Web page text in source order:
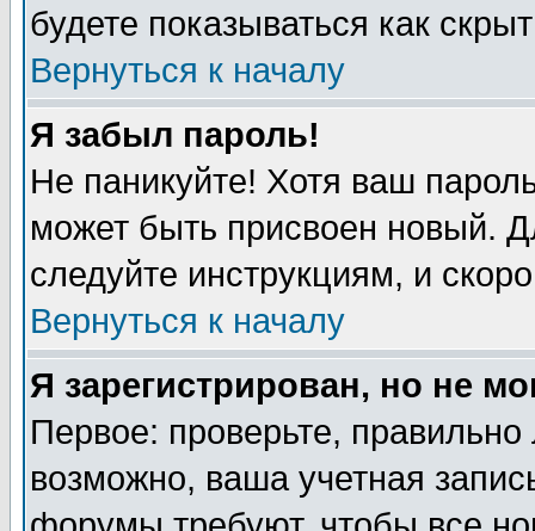
будете показываться как
Вернуться к началу
Я забыл пароль!
Не паникуйте! Хотя ваш
может быть присвоен новый.
следуйте инструкциям, и
Вернуться к началу
Я зарегистрирован, но не
Первое: проверьте,
возможно, ваша учетная